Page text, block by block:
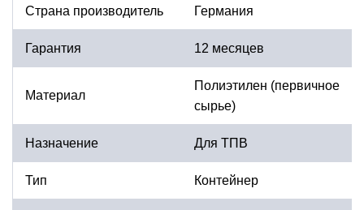
Страна производитель Германия
Гарантия 12 месяцев
Материал
Полиэтилен (первичное
сырье)
Назначение Для ТПВ
Тип Контейнер